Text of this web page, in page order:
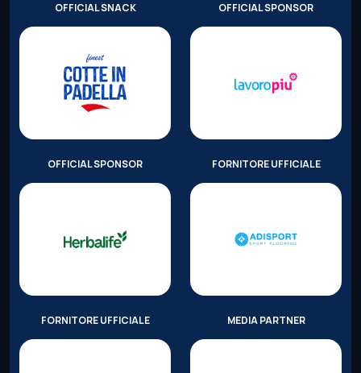
OFFICIAL SNACK OFFICIAL SPONSOR
OFFICIAL SPONSOR FORNITORE UFFICIALE
FORNITORE UFFICIALE MEDIA PARTNER